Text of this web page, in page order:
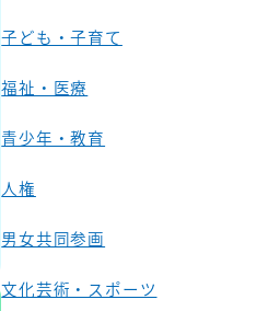
子ども・子育て
福祉・医療
青少年・教育
人権
男女共同参画
文化芸術・スポーツ